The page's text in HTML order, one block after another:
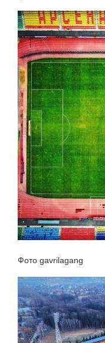
Фото gavrilagang